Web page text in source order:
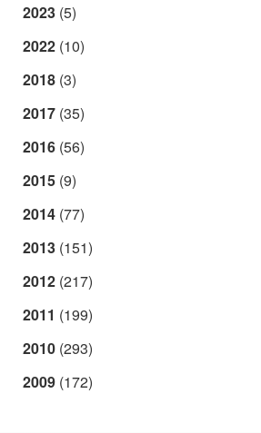
2023 (5)
2022 (10)
2018 (3)
2017 (35)
2016 (56)
2015 (9)
2014 (77)
2013 (151)
2012 (217)
2011 (199)
2010 (293)
2009 (172)